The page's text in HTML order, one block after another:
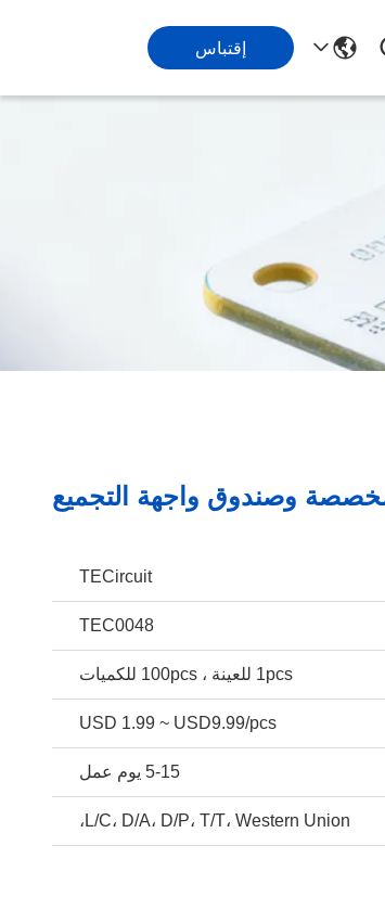
إقتباس
TECircuit
TEC0048
1pcs للعينة ، 100pcs للكميات
USD 1.99 ~ USD9.99/pcs
5-15 يوم عمل
L/C، D/A، D/P، T/T، Western Union،